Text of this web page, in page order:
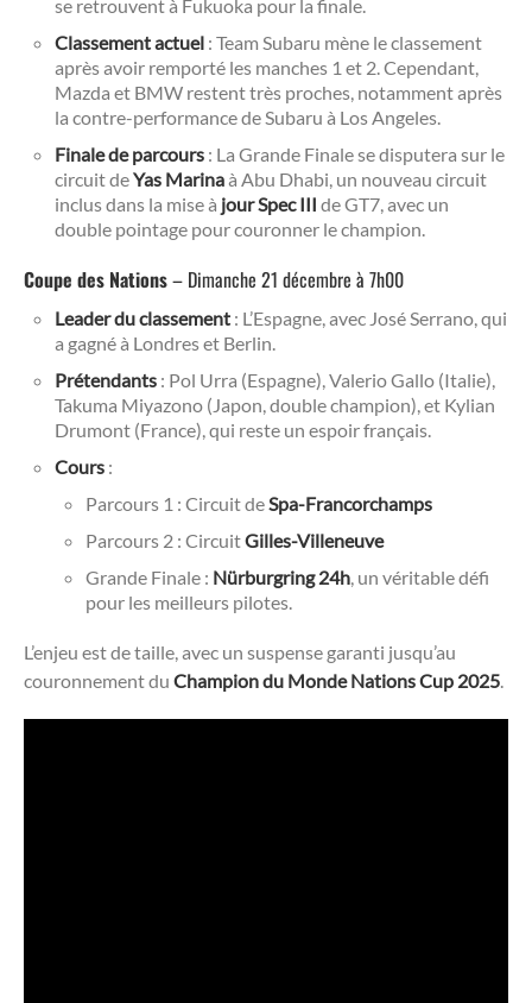
se retrouvent à Fukuoka pour la finale.
Classement actuel : Team Subaru mène le classement
après avoir remporté les manches 1 et 2. Cependant,
Mazda et BMW restent très proches, notamment après
la contre-performance de Subaru à Los Angeles.
Finale de parcours : La Grande Finale se disputera sur le
circuit deYas Marinaà Abu Dhabi, un nouveau circuit
inclus dans la mise à jour Spec III de GT7, avec un
double pointage pour couronner le champion.
Coupe des Nations– Dimanche 21 décembre à 7h00
Leader du classement : L’Espagne, avec José Serrano, qui
a gagné à Londres et Berlin.
Prétendants : Pol Urra (Espagne), Valerio Gallo (Italie),
Takuma Miyazono (Japon, double champion), et Kylian
Drumont (France), qui reste un espoir français.
Cours :
Parcours 1 : Circuit deSpa-Francorchamps
Parcours 2 : CircuitGilles-Villeneuve
Grande Finale : Nürburgring 24h, un véritable défi
pour les meilleurs pilotes.
L’enjeu est de taille, avec un suspense garanti jusqu’au
couronnement du Champion du Monde Nations Cup 2025.